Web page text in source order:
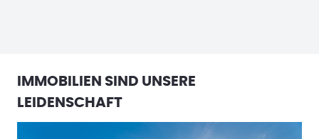
IMMOBILIEN SIND UNSERE
LEIDENSCHAFT